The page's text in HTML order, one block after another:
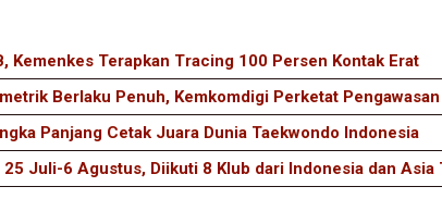
Kemenkes Terapkan Tracing 100 Persen Kontak Erat
Berlaku Penuh, Kemkomdigi Perketat
Panjang Cetak Juara Dunia Taekwondo Indonesia
Juli-6 Agustus, Diikuti 8 Klub dari Indonesia dan Asia